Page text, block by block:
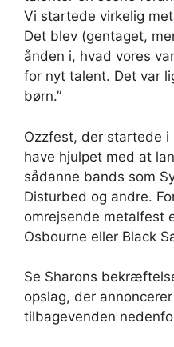
Vi startede virkelig
Det blev (gentaget,
ånden i, hvad vores
for nyt talent. Det var
børn.”
Ozzfest, der startede
have hjulpet med at
sådanne bands som
Disturbed og andre.
omrejsende metalfest
Osbourne eller Black
Se Sharons
opslag, der
tilbagevenden